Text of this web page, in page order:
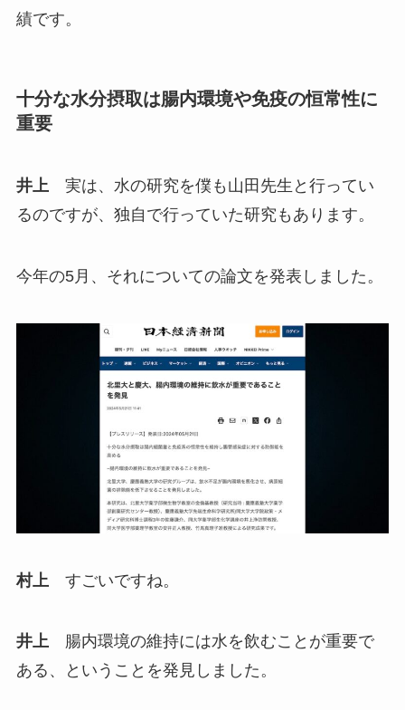
績です。
十分な水分摂取は腸内環境や免疫の恒常性に
重要
井上実は、水の研究を僕も山田先生と行ってい
るのですが、独自で行っていた研究もあります。
今年の5月、それについての論文を発表しました。
村上 すごいですね。
井上腸内環境の維持には水を飲むことが重要で
ある、ということを発見しました。